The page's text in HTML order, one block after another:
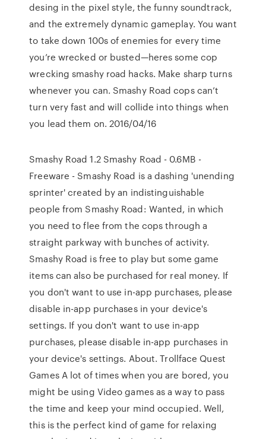
desing in the pixel style, the funny soundtrack,
and the extremely dynamic gameplay. You want
to take down 100s of enemies for every time
you’re wrecked or busted—heres some cop
wrecking smashy road hacks. Make sharp turns
whenever you can. Smashy Road cops can’t
turn very fast and will collide into things when
you lead them on. 2016/04/16
Smashy Road 1.2 Smashy Road - 0.6MB -
Freeware - Smashy Road is a dashing 'unending
sprinter' created by an indistinguishable
people from Smashy Road: Wanted, in which
you need to flee from the cops through a
straight parkway with bunches of activity.
Smashy Road is free to play but some game
items can also be purchased for real money. If
you don't want to use in-app purchases, please
disable in-app purchases in your device's
settings. If you don't want to use in-app
purchases, please disable in-app purchases in
your device's settings. About. Trollface Quest
Games A lot of times when you are bored, you
might be using Video games as a way to pass
the time and keep your mind occupied. Well,
this is the perfect kind of game for relaxing